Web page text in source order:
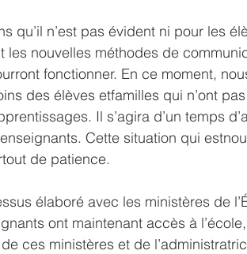
qu’il n’est pas évident ni pour les
les nouvelles méthodes de
fonctionner. En ce moment,
des élèves etfamilles qui n’ont
Il s’agira d’un temps
Cette situation qui
de patience.
élaboré avec les ministères de
ont maintenant accès à
ces ministères et de